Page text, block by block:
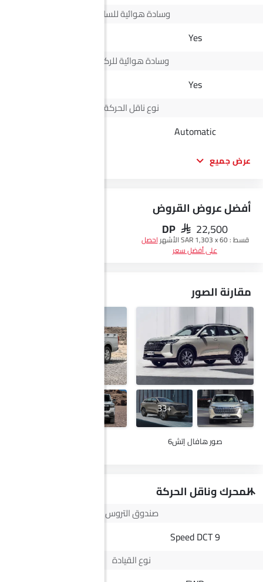
وسادة هوائية للسائق
Yes
وسادة هوائية للركاب
Yes
نوع ناقل الحركة
Automatic
عرض جميع
أفضل عروض القروض
DP SAR 22,500
قسط :SAR 1,303 x 60 الأشهر احصل
على أفضل سعر
مقارنة الصور
+33
صور هافال إتش6
المحرك وناقل الحركة
صندوق التروس
9 Speed DCT
نوع القيادة